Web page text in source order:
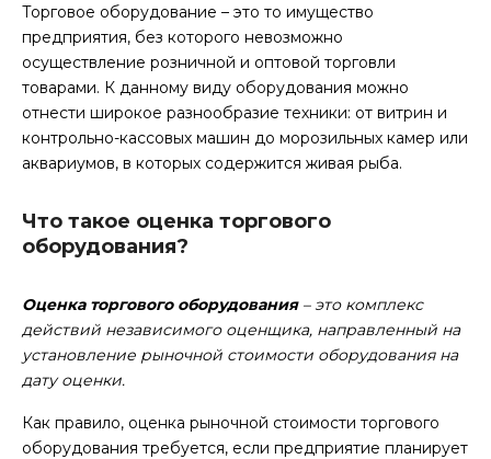
Торговое оборудование – это то имущество
предприятия, без которого невозможно
осуществление розничной и оптовой торговли
товарами. К данному виду оборудования можно
отнести широкое разнообразие техники: от витрин и
контрольно-кассовых машин до морозильных камер или
аквариумов, в которых содержится живая рыба.
Что такое оценка торгового
оборудования?
Оценка торгового оборудования– это комплекс
действий независимого оценщика, направленный на
установление рыночной стоимости оборудования на
дату оценки.
Как правило, оценка рыночной стоимости торгового
оборудования требуется, если предприятие планирует